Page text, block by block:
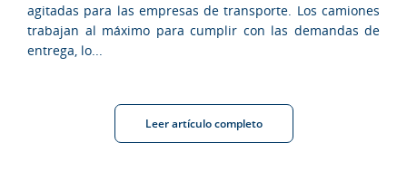
agitadas para las empresas de transporte. Los camiones
trabajan al máximo para cumplir con las demandas de
entrega, lo...
Leer artículo completo